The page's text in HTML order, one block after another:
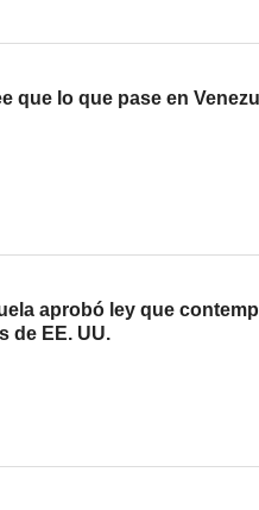
que lo que pase en
aprobó ley que
de EE. UU.